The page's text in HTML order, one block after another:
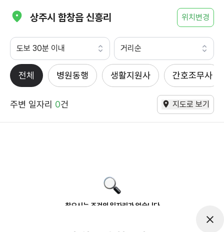
상주시 함창읍 신흥리 위치변경
도보 30분 이내 거리순
전체 병원동행 생활지원사 간호조무사
주변 일자리 0건 지도로 보기
찾으시는 조건의 일자리가 없습니다